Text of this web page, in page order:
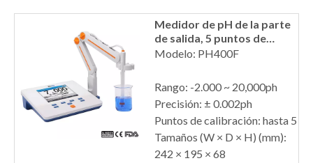
Medidor de pH de la parte
de salida, 5 puntos de
calibración
Modelo: PH400F
Rango: -2.000 ~ 20,000ph
Precisión: ± 0.002ph
Puntos de calibración: hasta 5
Tamaños (W × D × H) (mm):
242 × 195 × 68